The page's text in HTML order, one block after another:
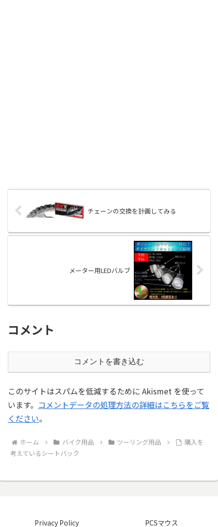
チェーンの交換を計画してみる
メーター用LEDバルブ
コメント
コメントを書き込む
このサイトはスパムを低減するために Akismet を使って
います。 コメントデータの処理方法の詳細はこちらをご覧
ください。
ホーム バイク用品 ツーリング用品
購入を
考えているシートバック
Privacy Policy PCSマウス